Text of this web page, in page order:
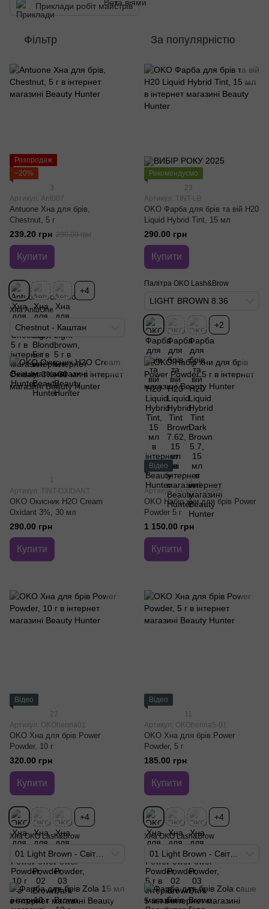
Приклади робіт майстрів
Фільтр За популярністю
Розпродаж
−20%
3
Артикул: Ant007
Antuone Хна для брів,
Chestnut, 5 г
239.20 грн 299.00 грн
Купити
+4
Хна AntuOne
Chestnut - Каштан
Рекомендуємо
23
Артикул: TINT-LB
OKO Фарба для брів та вій H20
Liquid Hybrid Tint, 15 мл
290.00 грн
Купити
Палітра OKO Lash&Brow
LIGHT BROWN 8.36
+2
1
Артикул: TINT-OXIDANT
OKO Окисник H2O Cream
Oxidant 3%, 30 мл
290.00 грн
Купити
Відео
13
Артикул: okohennaset5
OKO Набір хни для брів Power
Powder 5 г
1 150.00 грн
Купити
Відео
22
Артикул: OKOhenna01
OKO Хна для брів Power
Powder, 10 г
320.00 грн
Купити
+4
Хна OKO Lash&Brow
Відео
11
Артикул: OKOhenna5-01
OKO Хна для брів Power
Powder, 5 г
185.00 грн
Купити
+4
Хна OKO Lash&Brow